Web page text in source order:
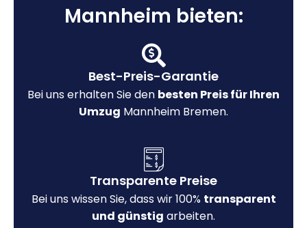
Mannheim bieten:
Best-Preis-Garantie
Bei uns erhalten Sie den besten Preis für Ihren
Umzug Mannheim Bremen.
Transparente Preise
Bei uns wissen Sie, dass wir 100% transparent
und günstig arbeiten.